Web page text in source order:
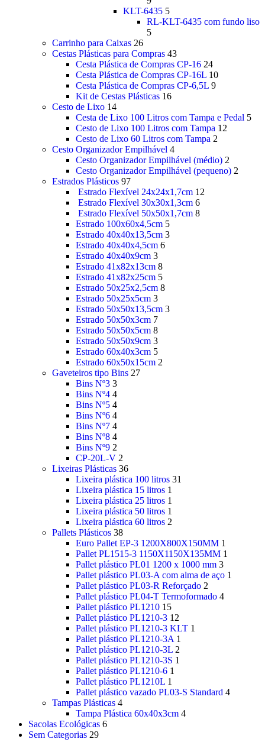
KLT-6435 5
RL-KLT-6435 com fundo liso
5
Carrinho para Caixas 26
Cestas Plásticas para Compras 43
Cesta Plástica de Compras CP-16 24
Cesta Plástica de Compras CP-16L 10
Cesta Plástica de Compras CP-6,5L 9
Kit de Cestas Plásticas 16
Cesto de Lixo 14
Cesta de Lixo 100 Litros com Tampa e Pedal 5
Cesto de Lixo 100 Litros com Tampa 12
Cesto de Lixo 60 Litros com Tampa 2
Cesto Organizador Empilhável 4
Cesto Organizador Empilhável (médio) 2
Cesto Organizador Empilhável (pequeno) 2
Estrados Plásticos 97
Estrado Flexível 24x24x1,7cm 12
Estrado Flexível 30x30x1,3cm 6
Estrado Flexível 50x50x1,7cm 8
Estrado 100x60x4,5cm 5
Estrado 40x40x13,5cm 3
Estrado 40x40x4,5cm 6
Estrado 40x40x9cm 3
Estrado 41x82x13cm 8
Estrado 41x82x25cm 5
Estrado 50x25x2,5cm 8
Estrado 50x25x5cm 3
Estrado 50x50x13,5cm 3
Estrado 50x50x3cm 7
Estrado 50x50x5cm 8
Estrado 50x50x9cm 3
Estrado 60x40x3cm 5
Estrado 60x50x15cm 2
Gaveteiros tipo Bins 27
Bins Nº3 3
Bins Nº4 4
Bins Nº5 4
Bins Nº6 4
Bins Nº7 4
Bins Nº8 4
Bins Nº9 2
CP-20L-V 2
Lixeiras Plásticas 36
Lixeira plástica 100 litros 31
Lixeira plástica 15 litros 1
Lixeira plástica 25 litros 1
Lixeira plástica 50 litros 1
Lixeira plástica 60 litros 2
Pallets Plásticos 38
Euro Pallet EP-3 1200X800X150MM 1
Pallet PL1515-3 1150X1150X135MM 1
Pallet plástico PL01 1200 x 1000 mm 3
Pallet plástico PL03-A com alma de aço 1
Pallet plástico PL03-R Reforçado 2
Pallet plástico PL04-T Termoformado 4
Pallet plástico PL1210 15
Pallet plástico PL1210-3 12
Pallet plástico PL1210-3 KLT 1
Pallet plástico PL1210-3A 1
Pallet plástico PL1210-3L 2
Pallet plástico PL1210-3S 1
Pallet plástico PL1210-6 1
Pallet plástico PL1210L 1
Pallet plástico vazado PL03-S Standard 4
Tampas Plásticas 4
Tampa Plástica 60x40x3cm 4
Sacolas Ecológicas 6
Sem Categorias 29